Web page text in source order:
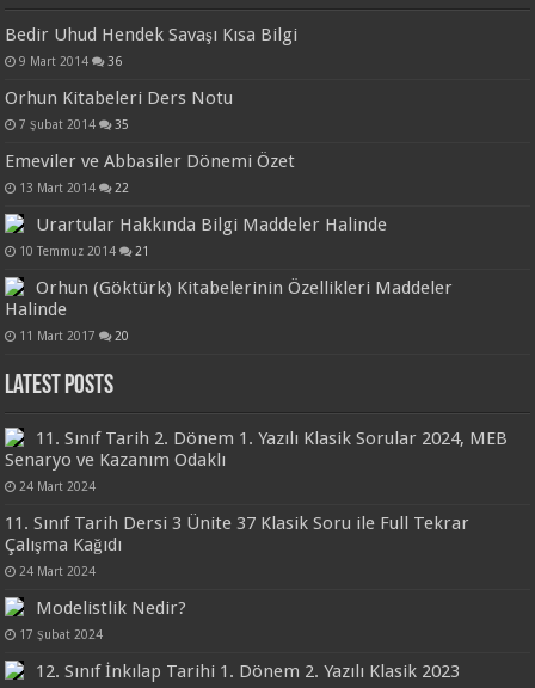
Bedir Uhud Hendek Savaşı Kısa Bilgi
9 Mart 2014 36
Orhun Kitabeleri Ders Notu
7 Şubat 2014 35
Emeviler ve Abbasiler Dönemi Özet
13 Mart 2014 22
Urartular Hakkında Bilgi Maddeler Halinde
10 Temmuz 2014 21
Orhun (Göktürk) Kitabelerinin Özellikleri Maddeler
Halinde
11 Mart 2017 20
Latest Posts
11. Sınıf Tarih 2. Dönem 1. Yazılı Klasik Sorular 2024, MEB
Senaryo ve Kazanım Odaklı
24 Mart 2024
11. Sınıf Tarih Dersi 3 Ünite 37 Klasik Soru ile Full Tekrar
Çalışma Kağıdı
24 Mart 2024
Modelistlik Nedir?
17 Şubat 2024
12. Sınıf İnkılap Tarihi 1. Dönem 2. Yazılı Klasik 2023